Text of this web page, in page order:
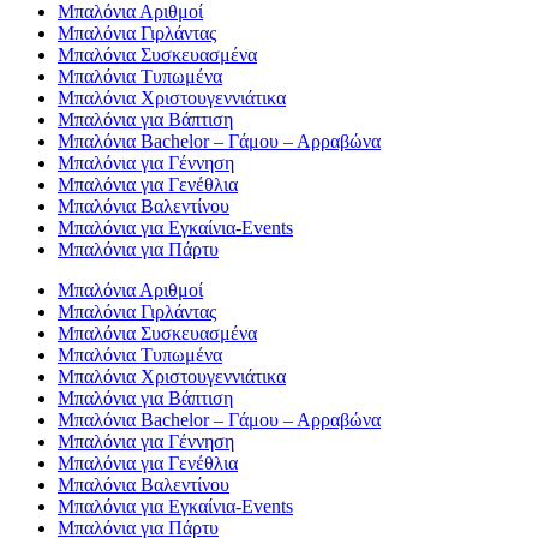
Μπαλόνια Αριθμοί
Μπαλόνια Γιρλάντας
Μπαλόνια Συσκευασμένα
Μπαλόνια Τυπωμένα
Μπαλόνια Χριστουγεννιάτικα
Μπαλόνια για Βάπτιση
Μπαλόνια Bachelor – Γάμου – Αρραβώνα
Μπαλόνια για Γέννηση
Μπαλόνια για Γενέθλια
Μπαλόνια Βαλεντίνου
Μπαλόνια για Εγκαίνια-Events
Μπαλόνια για Πάρτυ
Μπαλόνια Αριθμοί
Μπαλόνια Γιρλάντας
Μπαλόνια Συσκευασμένα
Μπαλόνια Τυπωμένα
Μπαλόνια Χριστουγεννιάτικα
Μπαλόνια για Βάπτιση
Μπαλόνια Bachelor – Γάμου – Αρραβώνα
Μπαλόνια για Γέννηση
Μπαλόνια για Γενέθλια
Μπαλόνια Βαλεντίνου
Μπαλόνια για Εγκαίνια-Events
Μπαλόνια για Πάρτυ